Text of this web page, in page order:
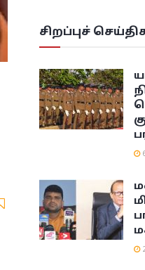
சிறப்புச்